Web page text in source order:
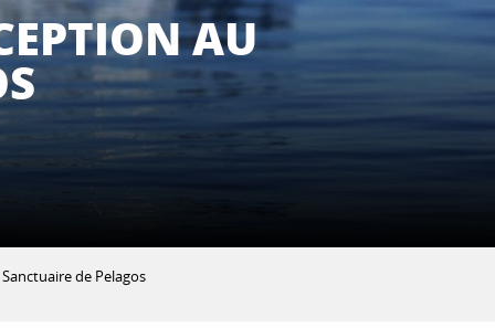
AU
de Pelagos